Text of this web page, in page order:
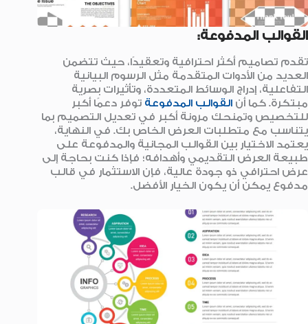
القوالب المدفوعة:
تقدم تصاميم أكثر احترافية وتعقيدًا، حيث تتضمن
العديد من الأدوات المتقدمة مثل الرسوم البيانية
التفاعلية، إدراج الوسائط المتعددة، وتأثيرات بصرية
مبتكرة. كما أن القوالب المدفوعة توفر دعمًا أكبر
للتخصيص وتمنحك مرونة أكبر في تعديل التصميم بما
يتناسب مع متطلبات العرض الخاص بك. في النهاية،
يعتمد الاختيار بين القوالب المجانية والمدفوعة على
طبيعة العرض التقديمي وأهدافه؛ فإذا كنت بحاجة إلى
عرض احترافي ذو جودة عالية، فإن الاستثمار في قالب
مدفوع يمكن أن يكون الخيار الأفضل.